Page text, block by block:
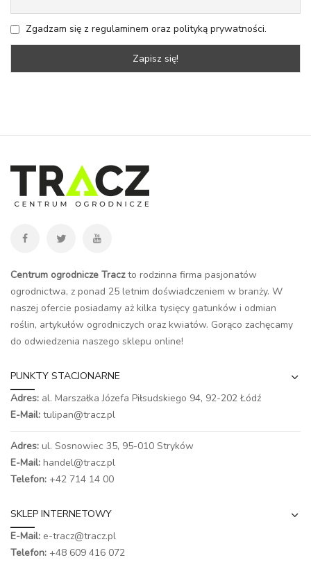
Zgadzam się z regulaminem oraz polityką prywatności.
Centrum ogrodnicze Traczto rodzinna firma pasjonatów
ogrodnictwa, z ponad 25 letnim doświadczeniem w branży. W
naszej ofercie posiadamy aż kilka tysięcy gatunków i odmian
roślin, artykułów ogrodniczych oraz kwiatów. Gorąco zachęcamy
do odwiedzenia naszego sklepu online!
PUNKTY STACJONARNE
Adres: al. Marszałka Józefa Piłsudskiego 94, 92-202 Łódź
E-Mail: tulipan@tracz.pl
Adres: ul. Sosnowiec 35, 95-010 Stryków
E-Mail: handel@tracz.pl
Telefon: +42 714 14 00
SKLEP INTERNETOWY
E-Mail: e-tracz@tracz.pl
Telefon: +48 609 416 072